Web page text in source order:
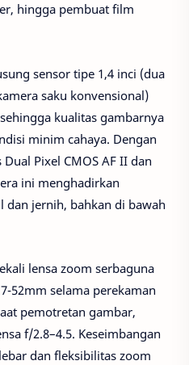
hingga pembuat film
sensor tipe 1,4 inci (dua
saku konvensional)
kualitas gambarnya
minim cahaya. Dengan
Pixel CMOS AF II dan
ini menghadirkan
dan jernih, bahkan di bawah
lensa zoom serbaguna
52mm selama perekaman
pemotretan gambar,
f/2.8–4.5. Keseimbangan
dan fleksibilitas zoom